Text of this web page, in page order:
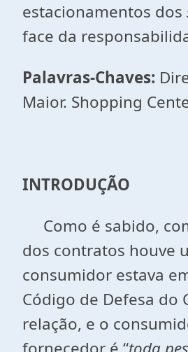
estacionamentos dos
face da
Palavras-Chaves:
Maior. Shopping
INTRODUÇÃO
Como é sabido,
dos contratos houve
consumidor estava
Código de Defesa
relação, e o